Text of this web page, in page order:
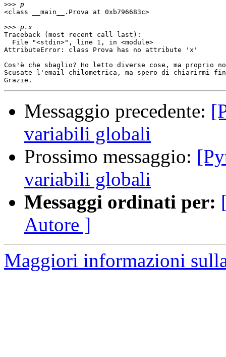
>>>
<class __main__.Prova at 0xb796683c>
>>>
Traceback (most recent call last):
  File "<stdin>", line 1, in <module>
AttributeError: class Prova has no attribute 'x'
Cos'è che sbaglio? Ho letto diverse cose, ma proprio
Scusate l'email chilometrica, ma spero di chiarirmi
Messaggio precedente:
variabili globali
Prossimo messaggio:
variabili globali
Messaggi ordinati per:
Autore ]
Maggiori informazioni